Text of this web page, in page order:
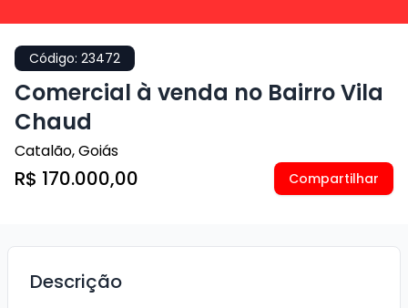
Código: 23472
Comercial à venda no Bairro Vila
Chaud
Catalão,Goiás
R$ 170.000,00 Compartilhar
Descrição